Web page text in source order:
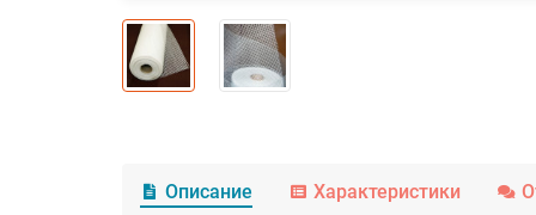
Описание Характеристики